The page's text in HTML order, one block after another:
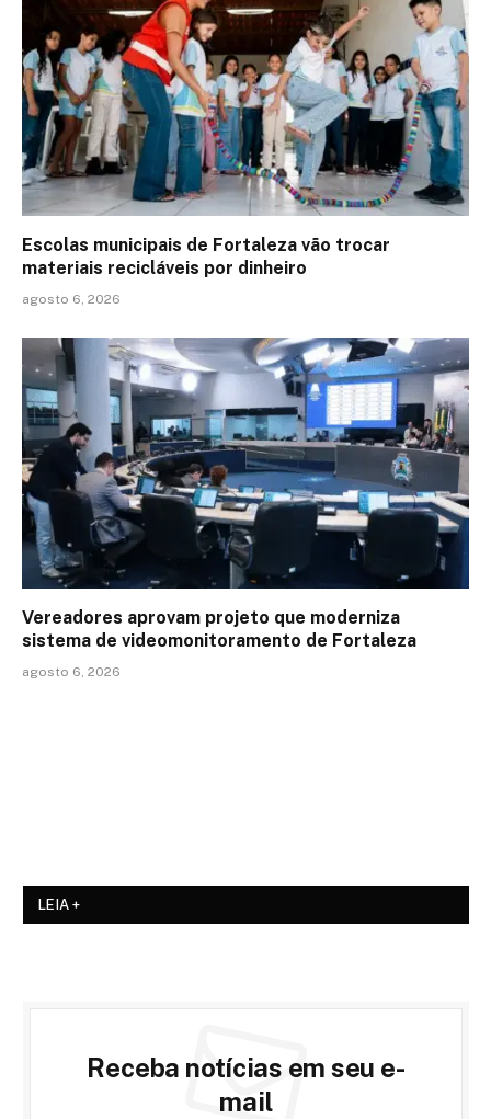
Escolas municipais de Fortaleza vão trocar
materiais recicláveis por dinheiro
agosto 6, 2026
Vereadores aprovam projeto que moderniza
sistema de videomonitoramento de Fortaleza
agosto 6, 2026
LEIA +
Receba notícias em seu e-
mail